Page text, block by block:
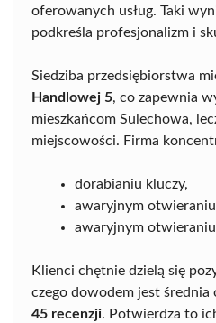
oferowanych usług. Taki
podkreśla profesjonalizm i
Siedziba przedsiębiorstwa
Handlowej 5, co zapewnia
mieszkańcom Sulechowa,
miejscowości. Firma
dorabianiu kluczy,
awaryjnym
awaryjnym otwieraniu
Klienci chętnie dzielą się
czego dowodem jest średnia
45 recenzji. Potwierdza to